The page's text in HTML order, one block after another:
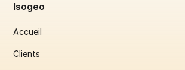
Isogeo
Accueil
Clients